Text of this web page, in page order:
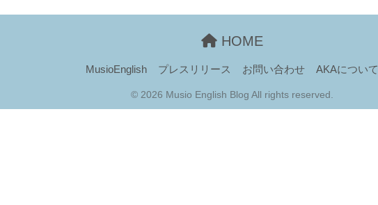
HOME
MusioEnglish プレスリリース お問い合わせ AKAについて
© 2026 Musio English Blog All rights reserved.